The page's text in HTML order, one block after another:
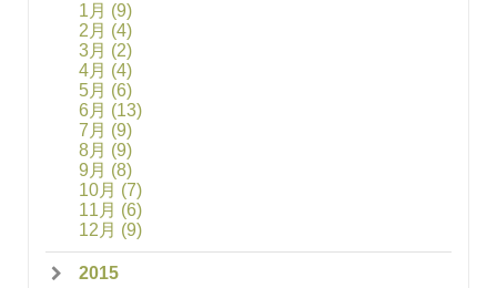
1月 (9)
2月 (4)
3月 (2)
4月 (4)
5月 (6)
6月 (13)
7月 (9)
8月 (9)
9月 (8)
10月 (7)
11月 (6)
12月 (9)
2015